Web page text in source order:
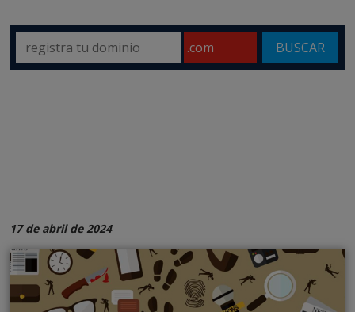
BUSCAR
17 de abril de 2024